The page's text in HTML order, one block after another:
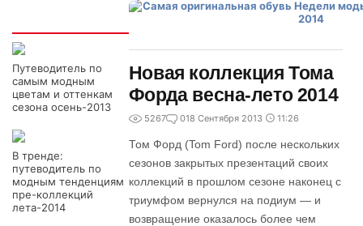
Путеводитель по
самым модным
цветам и оттенкам
сезона осень-2013
В тренде:
путеводитель по
модным тенденциям
пре-коллекций
лета-2014
Новая коллекция Тома
Форда весна-лето 2014
5267 018 Сентября 2013 11:26
Том Форд (Tom Ford) после нескольких
сезонов закрытых презентаций своих
коллекций в прошлом сезоне наконец с
триумфом вернулся на подиум — и
возвращение оказалось более чем